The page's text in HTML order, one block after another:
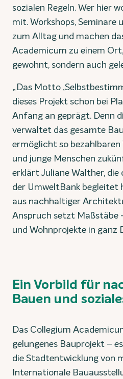
sozialen Regeln. Wer hier
mit. Workshops, Seminare
zum Alltag und machen
Academicum zu einem
gewohnt, sondern auch
„Das Motto
dieses Projekt schon bei
Anfang an geprägt. Denn
verwaltet das gesamte
ermöglicht so
und junge Menschen
erklärt Juliane Walther,
der UmweltBank begleitet
aus nachhaltiger
Anspruch setzt Maßstäbe
und Wohnprojekte in ganz
Ein Vorbild für
Bauen und
Das Collegium
gelungenes Bauprojekt –
die Stadtentwicklung von
Internationale